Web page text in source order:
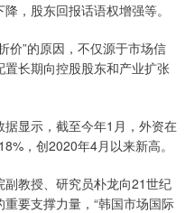
，股东回报话语权增强等。
”的原因，不仅源于市场信
长期向控股股东和产业扩张
显示，截至今年1月，外资在
，创2020年4月以来新高。
教授、研究员朴龙向21世纪
要支撑力量，“韩国市场国际